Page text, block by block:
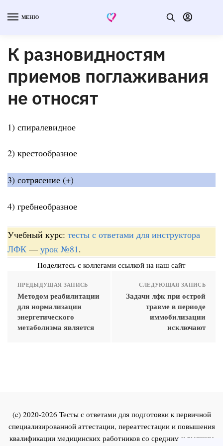
МЕНЮ
К разновидностям
приемов поглаживания
не относят
1) спиралевидное
2) крестообразное
3) сотрясение (+)
4) гребнеобразное
Учебный курс: тесты с ответами для инструктора
ЛФК — урок №81.
Поделитесь с коллегами ссылкой на наш сайт
ПРЕДЫДУЩАЯ ЗАПИСЬ
Методом реабилитации
для нормализации
энергетического
метаболизма является
СЛЕДУЮЩАЯ ЗАПИСЬ
Задачи лфк при острой
травме в периоде
иммобилизации
исключают
(c) 2020-2026 Тесты с ответами для подготовки к первичной
специализированной аттестации, переаттестации и повышения
квалификации медицинских работников со средним и высшим